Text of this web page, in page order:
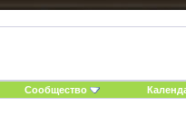
Сообщество